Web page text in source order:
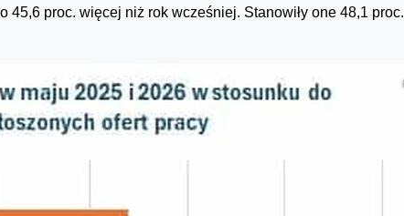
45,6 proc. więcej niż rok wcześniej. Stanowiły one 48,1 proc.